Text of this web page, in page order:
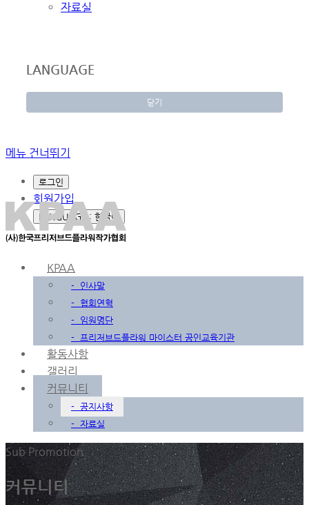
자료실
LANGUAGE
닫기
메뉴 건너뛰기
로그인
회원가입
LANGUAGE : 한국어
KPAA
- 인사말
- 협회연혁
- 임원명단
- 프리저브드플라워 마이스터 공인교육기관
활동사항
갤러리
커뮤니티
- 공지사항
- 자료실
Sub Promotion
커뮤니티